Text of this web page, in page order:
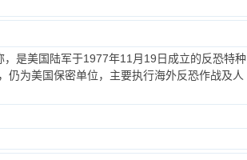
是美国陆军于1977年11月19日成立的反恐特种
为美国保密单位，主要执行海外反恐作战及人